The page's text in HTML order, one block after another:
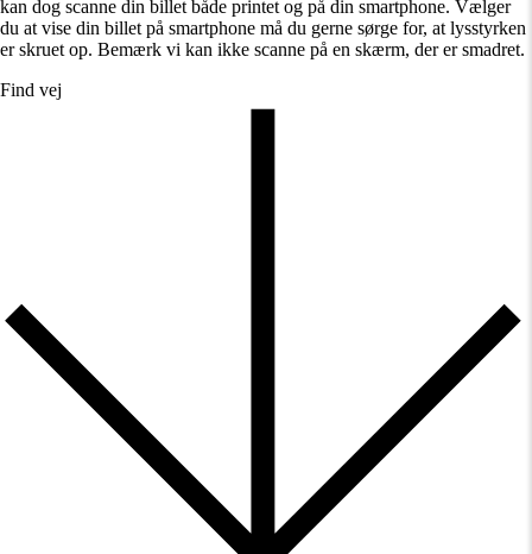
kan dog scanne din billet både printet og på din smartphone. Vælger
du at vise din billet på smartphone må du gerne sørge for, at lysstyrken
er skruet op. Bemærk vi kan ikke scanne på en skærm, der er smadret.
Find vej